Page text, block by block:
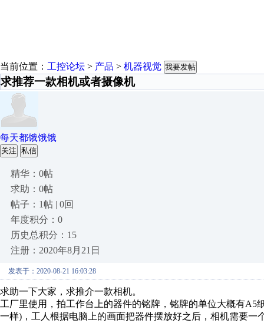
当前位置： 工控论坛 > 产品 > 机器视觉 我要发帖
求推荐一款相机或者摄像机
每天都饿饿饿
关注 私信
精华：0帖
求助：0帖
帖子：1帖 | 0回
年度积分：0
历史总积分：15
注册：2020年8月21日
发表于：2020-08-21 16:03:28
求助一下大家，求推介一款相机。
工厂里使用，拍工作台上的器件的铭牌，铭牌的单位大概有
一样)，工人根据电脑上的画面把器件摆放好之后，相机需要